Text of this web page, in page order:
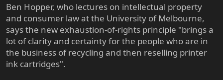
Ben Hopper, who lectures on intellectual property
and consumer law at the University of Melbourne,
says the new exhaustion-of-rights principle "brings a
lot of clarity and certainty for the people who are in
the business of recycling and then reselling printer
ink cartridges".